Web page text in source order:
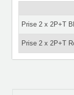
Prise 2 x 2P+T
Prise 2 x 2P+T